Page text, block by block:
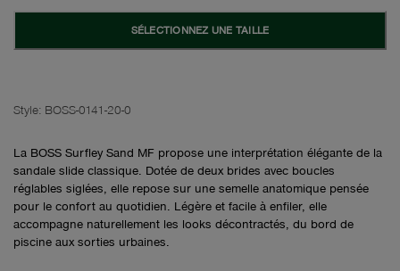
SÉLECTIONNEZ UNE TAILLE
Style: BOSS-0141-20-0
La BOSS Surfley Sand MF propose une interprétation élégante de la
sandale slide classique. Dotée de deux brides avec boucles
réglables siglées, elle repose sur une semelle anatomique pensée
pour le confort au quotidien. Légère et facile à enfiler, elle
accompagne naturellement les looks décontractés, du bord de
piscine aux sorties urbaines.